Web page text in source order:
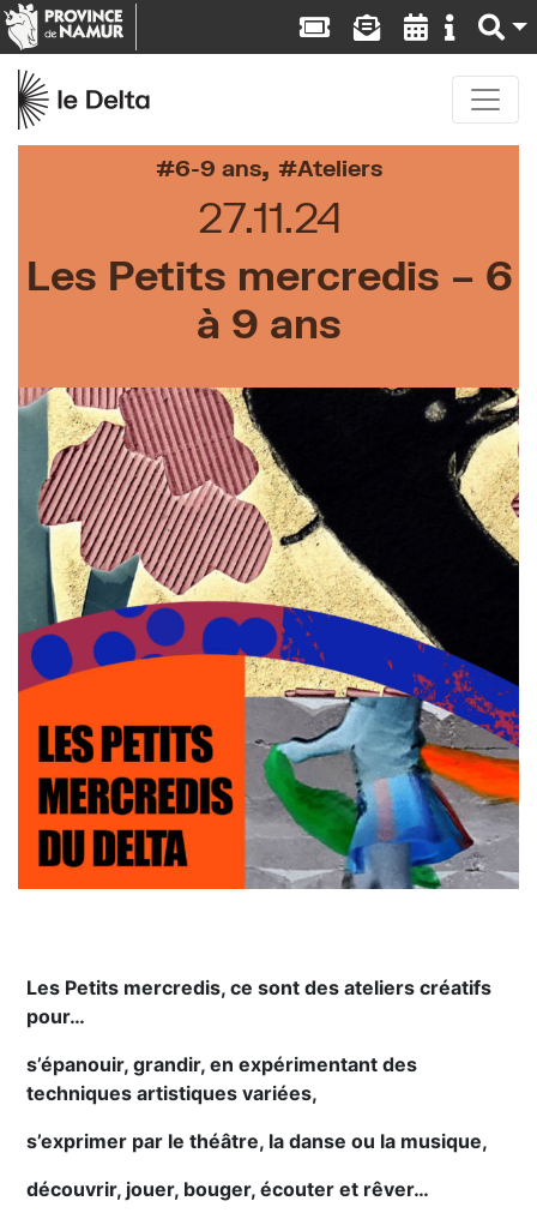
6-9 ans, Ateliers
27.11.24
Les Petits mercredis – 6
à 9 ans
Les Petits mercredis, ce sont des ateliers créatifs
pour…
s’épanouir, grandir, en expérimentant des
techniques artistiques variées,
s’exprimer par le théâtre, la danse ou la musique,
découvrir, jouer, bouger, écouter et rêver…